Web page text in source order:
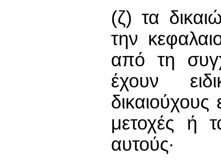
(ζ) τα
την
από τη
έχουν
δικαιούχους
μετοχές ή
αυτούς∙